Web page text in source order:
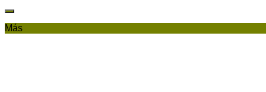
Más